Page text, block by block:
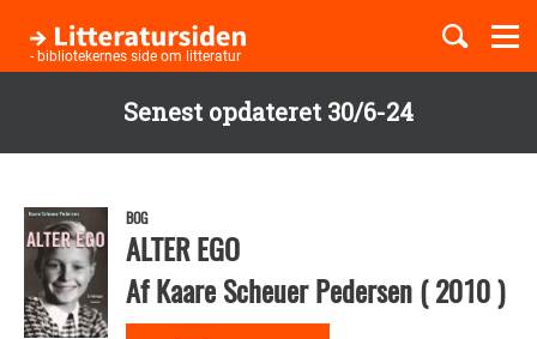
Senest opdateret 30/6-24
hovedindhold
- bibliotekernes side om litteratur
Børnebøger
Temaer
BOG
ALTER EGO
AfKaare Scheuer Pedersen(2010)